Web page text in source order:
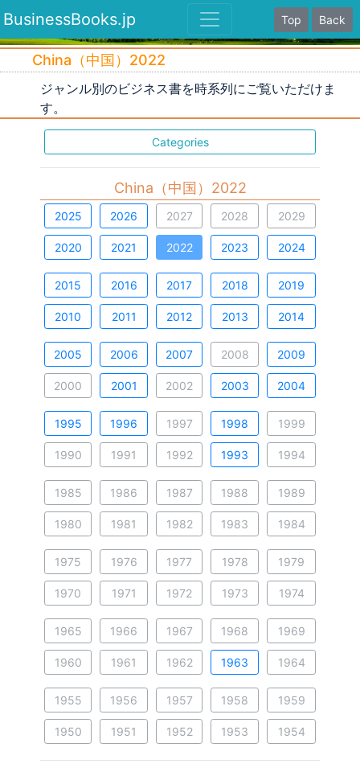
BusinessBooks.jp Top Back
China（中国）2022
ジャンル別のビジネス書を時系列にご覧いただけま
す。
Categories
China（中国）2022
2025 2026 2027 2028 2029
2020 2021 2022 2023 2024
2015 2016 2017 2018 2019
2010 2011 2012 2013 2014
2005 2006 2007 2008 2009
2000 2001 2002 2003 2004
1995 1996 1997 1998 1999
1990 1991 1992 1993 1994
1985 1986 1987 1988 1989
1980 1981 1982 1983 1984
1975 1976 1977 1978 1979
1970 1971 1972 1973 1974
1965 1966 1967 1968 1969
1960 1961 1962 1963 1964
1955 1956 1957 1958 1959
1950 1951 1952 1953 1954